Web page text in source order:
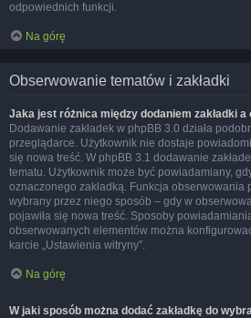
odpowiednich funkcji.
Na górę
Obserwowanie tematów i zakładki
Jaka jest różnica między dodaniem zakładki
Dodawanie zakładek w phpBB 3.0 działa
przeglądarce. Użytkownik nie dostaje
się nowa treść. W phpBB 3.1 dodawanie
tematu. Użytkownik może być powiadamiany,
oznaczonego zakładką. Funkcja
wybrany przez niego sposób – gdy w
pojawiła się nowa treść. Sposoby
obserwowanych elementów można
karcie „Ustawienia witryny”.
Na górę
W jaki sposób można dodać zakładkę do